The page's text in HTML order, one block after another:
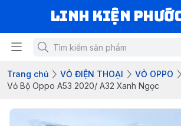
LINH KIỆN
Trang chủ VỎ ĐIỆN THOẠI
VỎ OPPO
Vỏ Bộ Oppo A53 2020/ A32 Xanh Ngọc